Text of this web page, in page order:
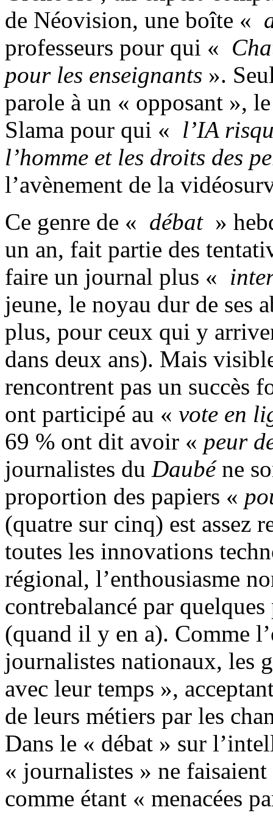
de Néovision, une boîte «
professeurs pour qui «
pour les enseignants ».
parole à un « opposant »,
Slama pour qui « l’IA
l’homme et les droits des
l’avènement de la
Ce genre de « débat »
un an, fait partie des
faire un journal plus «
jeune, le noyau dur de ses
plus, pour ceux qui y
dans deux ans). Mais
rencontrent pas un succès
ont participé au « vote en
69 % ont dit avoir « peur
journalistes du Daubéne
proportion des papiers «
(quatre sur cinq) est assez
toutes les innovations
régional, l’enthousiasme
contrebalancé par
(quand il y en a). Comme
journalistes nationaux, les
avec leur temps »,
de leurs métiers par les
Dans le « débat » sur
« journalistes » ne
comme étant « menacées